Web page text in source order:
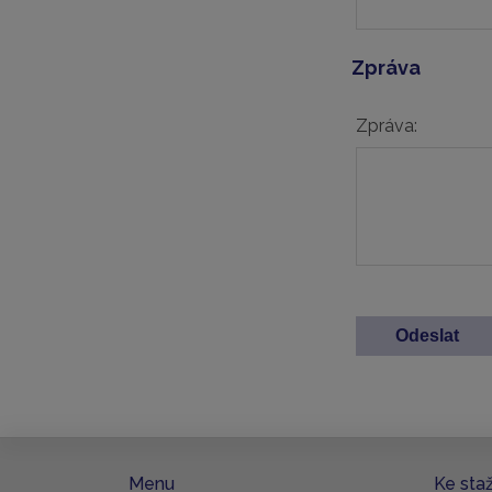
Zpráva
Zpráva:
Menu Ke